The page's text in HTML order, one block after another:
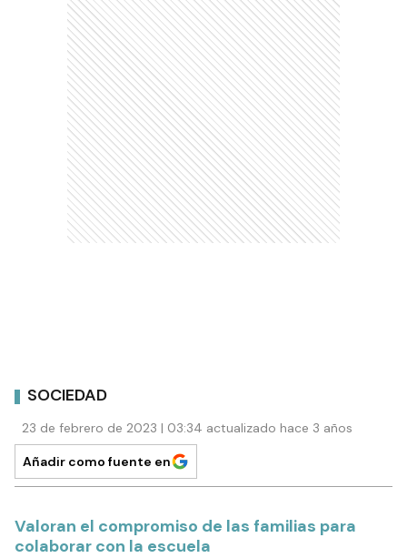
SOCIEDAD
23 de febrero de 2023 | 03:34 actualizado hace 3 años
Añadir como fuente en
Valoran el compromiso de las familias para
colaborar con la escuela